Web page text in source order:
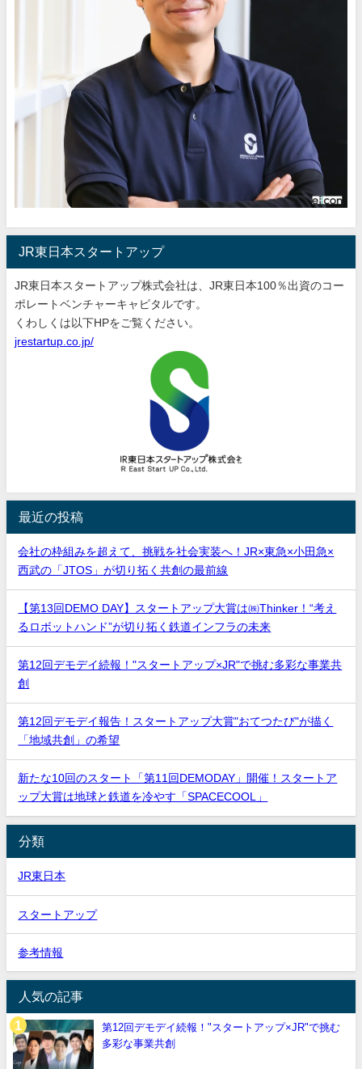
JR東日本スタートアップ
JR東日本スタートアップ株式会社は、JR東日本100％出資のコー
ポレートベンチャーキャピタルです。
くわしくは以下HPをご覧ください。
jrestartup.co.jp/
最近の投稿
会社の枠組みを超えて、挑戦を社会実装へ！JR×東急×小田急×
西武の「JTOS」が切り拓く共創の最前線
【第13回DEMO DAY】スタートアップ大賞は㈱Thinker！“考え
るロボットハンド”が切り拓く鉄道インフラの未来
第12回デモデイ続報！"スタートアップ×JR"で挑む多彩な事業共
創
第12回デモデイ報告！スタートアップ大賞"おてつたび"が描く
「地域共創」の希望
新たな10回のスタート「第11回DEMODAY」開催！スタートア
ップ大賞は地球と鉄道を冷やす「SPACECOOL」
分類
JR東日本
スタートアップ
参考情報
人気の記事
第12回デモデイ続報！"スタートアップ×JR"で挑む
多彩な事業共創